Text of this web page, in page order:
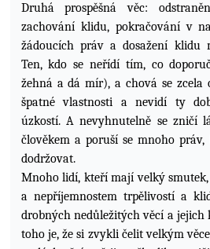
Druhá prospěšná věc:
zachování klidu, pokračování v
žádoucích práv a dosažení klidu
Ten, kdo se neřídí tím, co
žehná a dá mír), a chová se zcela
špatné vlastnosti a nevidí ty
úzkostí. A nevyhnutelně se zničí
člověkem a poruší se mnoho
dodržovat.
Mnoho lidí, kteří mají velký
a nepříjemnostem trpělivostí a
drobných nedůležitých věcí a jejich
toho je, že si zvykli čelit velkým